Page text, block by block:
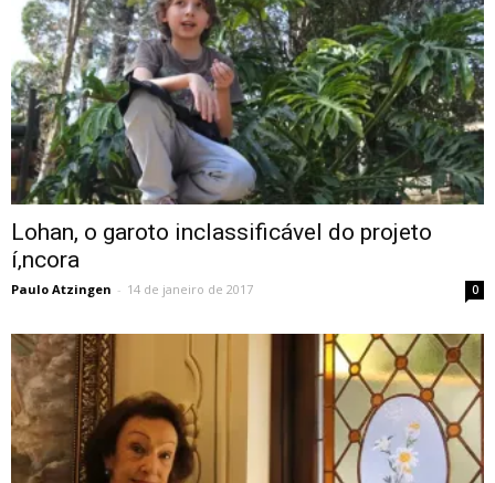
Lohan, o garoto inclassificável do projeto
í‚ncora
Paulo Atzingen - 14 de janeiro de 2017 0